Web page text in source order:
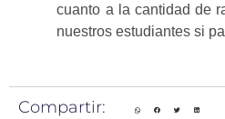
cuanto a la cantidad de
nuestros estudiantes si
Compartir: